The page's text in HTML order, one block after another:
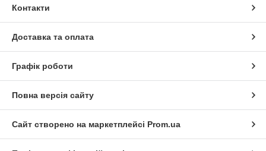
Контакти
Доставка та оплата
Графік роботи
Повна версія сайту
Сайт створено на маркетплейсі Prom.ua